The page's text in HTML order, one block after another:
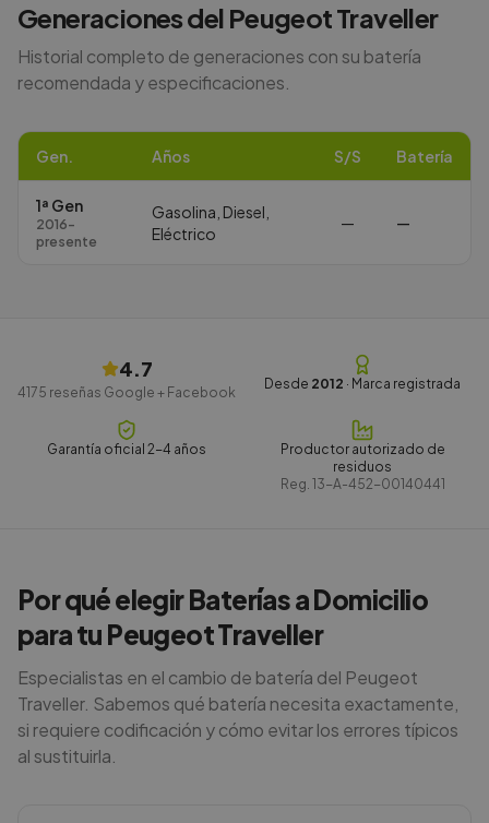
Generaciones del PeugeotTraveller
Historial completo de generaciones con su batería
recomendada y especificaciones.
Gen. Años S/S Batería
1ª Gen
2016-
presente
Gasolina, Diesel,
Eléctrico
— —
4.7
4175 reseñas Google + Facebook
Desde 2012 · Marca registrada
Garantía oficial 2-4 años
Productor autorizado de
residuos
Reg. 13-A-452-00140441
Por qué elegir Baterías a Domicilio
para tu Peugeot Traveller
Especialistas en el cambio de batería del Peugeot
Traveller. Sabemos qué batería necesita exactamente,
si requiere codificación y cómo evitar los errores típicos
al sustituirla.